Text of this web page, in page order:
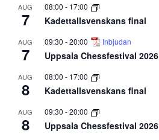
AUG
7
08:00 - 17:00
Kadettallsvenskans final
AUG
7
09:30 -20:00 Inbjudan
Uppsala Chessfestival 2026
AUG
8
08:00 - 17:00
Kadettallsvenskans final
AUG
8
09:30 -20:00
Uppsala Chessfestival 2026